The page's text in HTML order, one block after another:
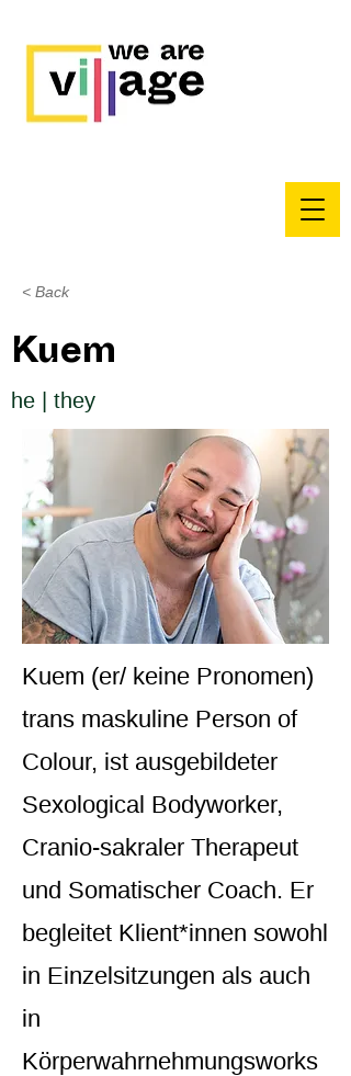
< Back
Kuem
he | they
Kuem (er/ keine Pronomen)
trans maskuline Person of
Colour, ist ausgebildeter
Sexological Bodyworker,
Cranio-sakraler Therapeut
und Somatischer Coach. Er
begleitet Klient*innen sowohl
in Einzelsitzungen als auch
in
Körperwahrnehmungsworks